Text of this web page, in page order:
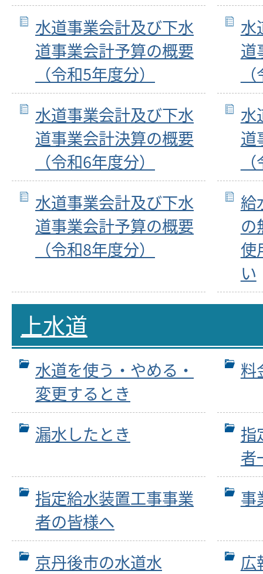
水道事業会計及び下水
道事業会計予算の概要
（令和5年度分）
水
道
水道事業会計及び下水
道事業会計決算の概要
（令和6年度分）
水
道
水道事業会計及び下水
道事業会計予算の概要
（令和8年度分）
給
の
使
い
上水道
水道を使う・やめる・
変更するとき
料
漏水したとき
指
者
指定給水装置工事事業
者の皆様へ
事
京丹後市の水道水
広